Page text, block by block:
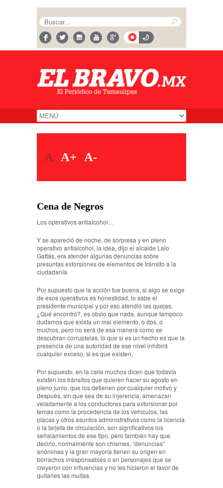
A A+ A-
Cena de Negros
Los operativos antialcohol…
Y se apareció de noche, de sorpresa y en pleno
operativo antialcohol, la idea, dijo el alcalde Lalo
Gattás, era atender algunas denuncias sobre
presuntas extorsiones de elementos de tránsito a la
ciudadanía.
Por supuesto que la acción fue buena, si algo se exige
de esos operativos es honestidad, lo sabe el
presidente municipal y por eso atendió las quejas.
¿Qué encontró?, es obvio que nada, aunque tampoco
dudamos que exista un mal elemento, o dos, o
muchos, pero no será de esa manera como se
descubran corruptelas, lo que si es un hecho es que la
presencia de una autoridad de ese nivel inhibirá
cualquier exceso, si es que existen.
Por supuesto, en la calle muchos dicen que todavía
existen los tránsitos que quieren hacer su agosto en
pleno junio, que los detienen por cualquier motivo y
después, sin que sea de su injerencia, amenazan
veladamente a los conductores para extorsionar por
temas como la procedencia de los vehículos, las
placas y otros asuntos administrativos como la licencia
o la tarjeta de circulación, son significativos los
señalamientos de ese tipo, pero también hay que
decirlo, normalmente son chismes, “denuncias”
anónimas y la gran mayoría tienen su origen en
borrachos irresponsables o en personajes que se
creyeron con influencias y no les hicieron el favor de
quitarles las multas.